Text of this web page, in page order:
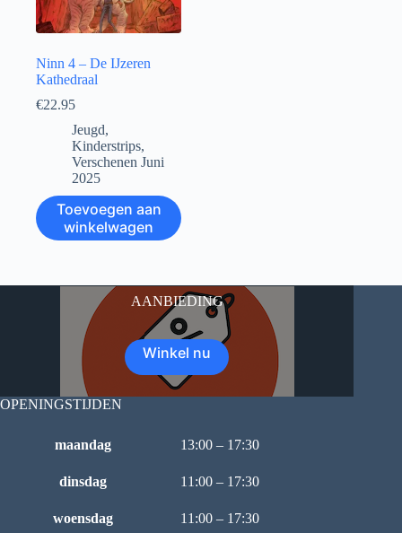
Ninn 4 – De IJzeren
Kathedraal
€22.95
Jeugd,
Kinderstrips,
Verschenen Juni
2025
Toevoegen aan
winkelwagen
AANBIEDING
Winkel nu
OPENINGSTIJDEN
maandag 13:00 – 17:30
dinsdag 11:00 – 17:30
woensdag 11:00 – 17:30